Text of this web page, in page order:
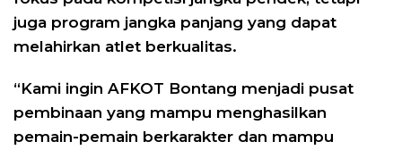
juga program jangka panjang yang dapat
melahirkan atlet berkualitas.
“Kami ingin AFKOT Bontang menjadi pusat
pembinaan yang mampu menghasilkan
pemain-pemain berkarakter dan mampu